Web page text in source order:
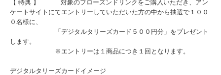
【 特典 】 対象のフローズンドリンクをご購入いただき、アン
ケートサイトにてエントリーしていただいた方の中から抽選で１００
０名様に、
「デジタルタリーズカード５００円分」をプレゼント
します。
※エントリーは１商品につき１回となります。
デジタルタリーズカードイメージ